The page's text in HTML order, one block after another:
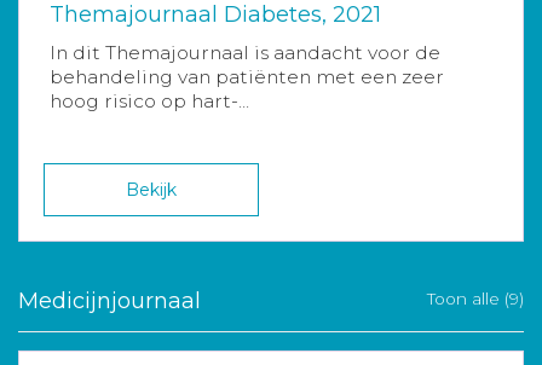
Themajournaal Diabetes, 2021
In dit Themajournaal is aandacht voor de
behandeling van patiënten met een zeer
hoog risico op hart-...
Bekijk
Medicijnjournaal Toon alle (9)